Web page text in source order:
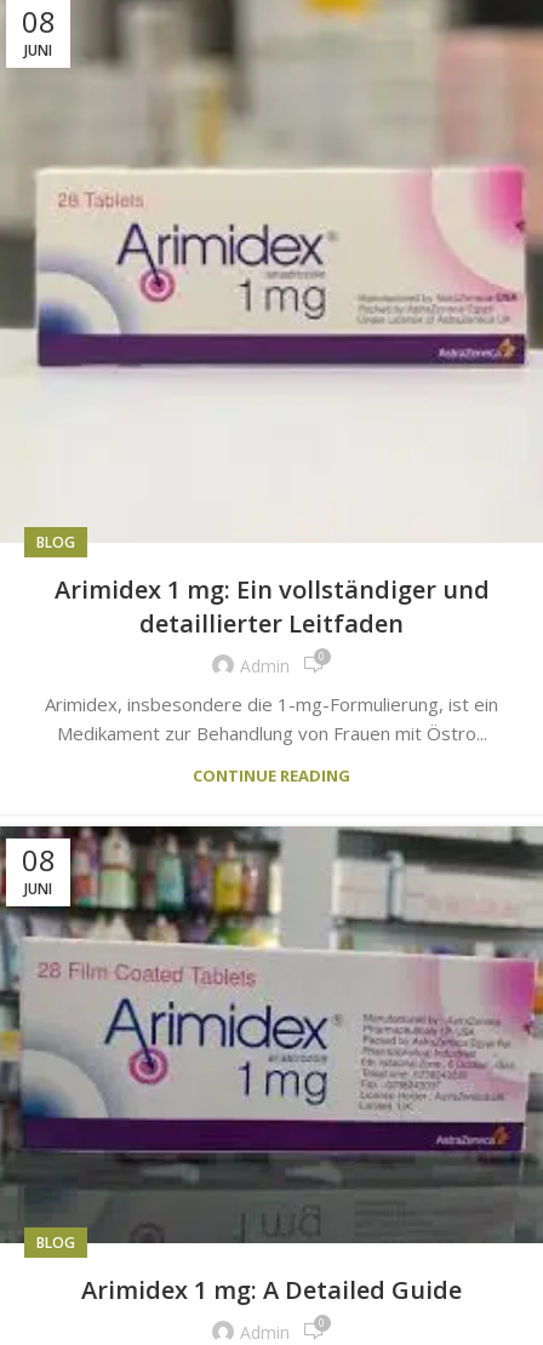
08
JUNI
BLOG
Arimidex 1 mg: Ein vollständiger und
detaillierter Leitfaden
Admin 0
Arimidex, insbesondere die 1-mg-Formulierung, ist ein
Medikament zur Behandlung von Frauen mit Östro...
CONTINUE READING
08
JUNI
BLOG
Arimidex 1 mg: A Detailed Guide
Admin 0